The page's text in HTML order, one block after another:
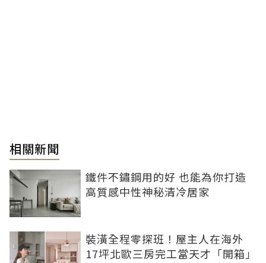
相關新聞
鐵件不鏽鋼用的好 也能為你打造
高質感中性神秘清冷居家
裝潢全程零探班！屋主人在海外
17坪北歐三房完工當天才「開箱」